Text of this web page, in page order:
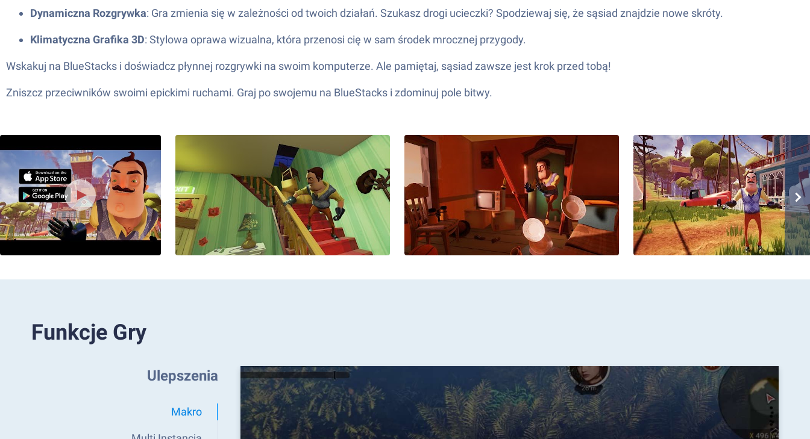
Dynamiczna Rozgrywka: Gra zmienia się w zależności od twoich działań. Szukasz drogi ucieczki? Spodziewaj się, że sąsiad znajdzie nowe skróty.
Klimatyczna Grafika 3D: Stylowa oprawa wizualna, która przenosi cię w sam środek mrocznej przygody.
Wskakuj na BlueStacks i doświadcz płynnej rozgrywki na swoim komputerze. Ale pamiętaj, sąsiad zawsze jest krok przed tobą!
Zniszcz przeciwników swoimi epickimi ruchami. Graj po swojemu na BlueStacks i zdominuj pole bitwy.
Funkcje Gry
Ulepszenia
Makro